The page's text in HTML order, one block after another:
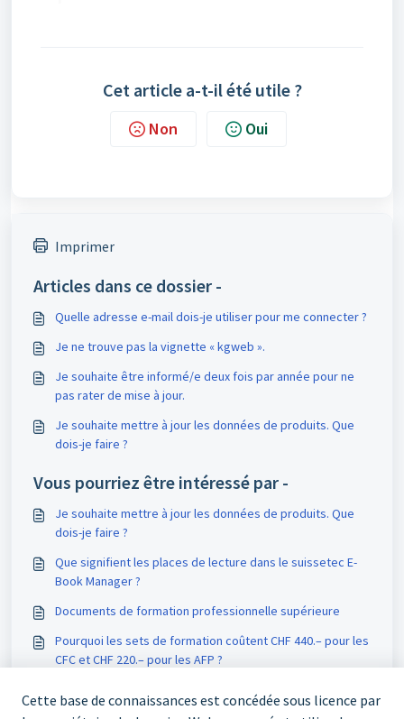
Cet article a-t-il été utile ?
Non Oui
Imprimer
Articles dans ce dossier -
Quelle adresse e-mail dois-je utiliser pour me connecter ?
Je ne trouve pas la vignette « kgweb ».
Je souhaite être informé/e deux fois par année pour ne
pas rater de mise à jour.
Je souhaite mettre à jour les données de produits. Que
dois-je faire ?
Vous pourriez être intéressé par -
Je souhaite mettre à jour les données de produits. Que
dois-je faire ?
Que signifient les places de lecture dans le suissetec E-
Book Manager ?
Documents de formation professionnelle supérieure
Pourquoi les sets de formation coûtent CHF 440.– pour les
CFC et CHF 220.– pour les AFP ?
Cette base de connaissances est concédée sous licence par